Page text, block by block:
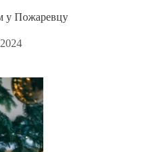
у Пожаревцу